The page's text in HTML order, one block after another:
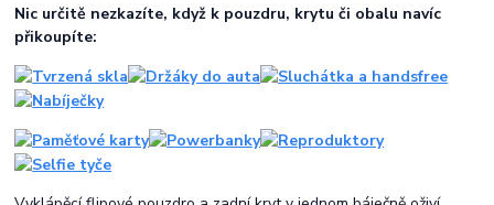
Nic určitě nezkazíte, když k pouzdru, krytu či obalu navíc
přikoupíte: